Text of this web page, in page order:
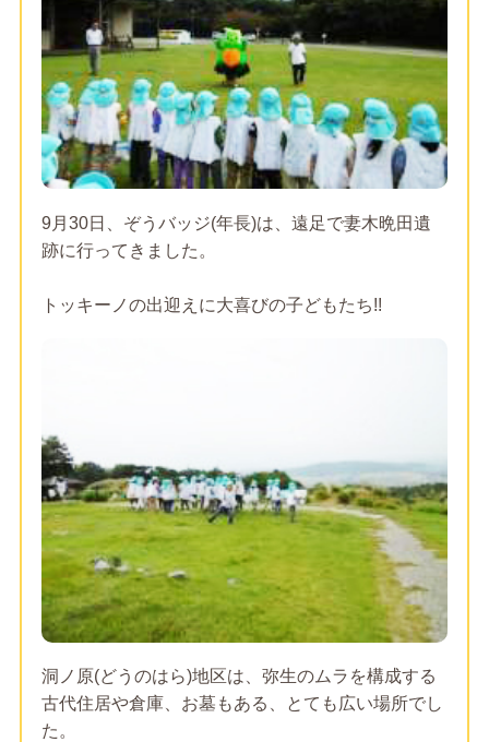
9月30日、ぞうバッジ(年長)は、遠足で妻木晩田遺
跡に行ってきました。
トッキーノの出迎えに大喜びの子どもたち!!
洞ノ原(どうのはら)地区は、弥生のムラを構成する
古代住居や倉庫、お墓もある、とても広い場所でし
た。